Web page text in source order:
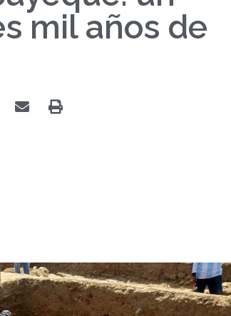
mil años de